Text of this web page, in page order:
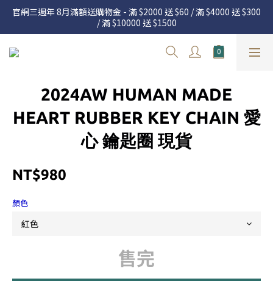
官網三週年 8月滿額送購物金 - 滿 $2000 送 $60 / 滿 $4000 送 $300
/ 滿 $10000 送 $1500
官網三週年 8月滿額送購物金 - 滿 $2000 送 $60 / 滿 $4000 送 $300
/ 滿 $10000 送 $1500
7.22 – 8.13 日本連線中，絕對讓你買到爆
度請詳閱公告
官網三週年 8月滿額送購物金 - 滿 $2000 送 $60 / 滿 $4000 送 $300
/ 滿 $10000 送 $1500
2024AW HUMAN MADE
HEART RUBBER KEY CHAIN 愛
心 鑰匙圈 現貨
NT$980
顏色
售完